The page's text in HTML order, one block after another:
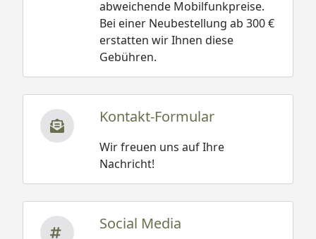
abweichende Mobilfunkpreise.
Bei einer Neubestellung ab 300 €
erstatten wir Ihnen diese
Gebühren.
Kontakt-Formular
Wir freuen uns auf Ihre
Nachricht!
Social Media